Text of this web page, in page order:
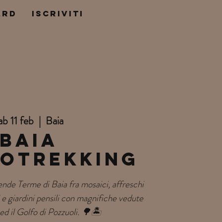
ISCRIVITI
11 feb
  |
Baia
Baia
Terme di Baia fra mosaici, affreschi
giardini pensili con magnifiche vedute
il Golfo di Pozzuoli. 🌳🏝️